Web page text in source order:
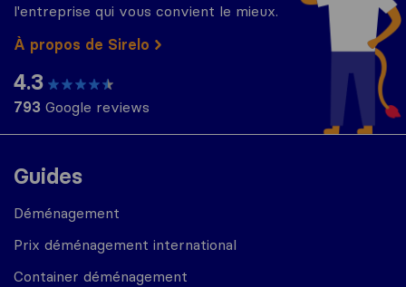
Guides
Déménagement
Prix déménagement international
Container déménagement
l'entreprise qui vous convient le mieux.
À propos de Sirelo
4.3
793 Google reviews